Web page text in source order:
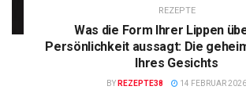
REZEPTE
Was die Form Ihrer Lippen
Persönlichkeit aussagt: Die
Ihres Gesichts
BY REZEPTE38 14 FEBRUAR 2026